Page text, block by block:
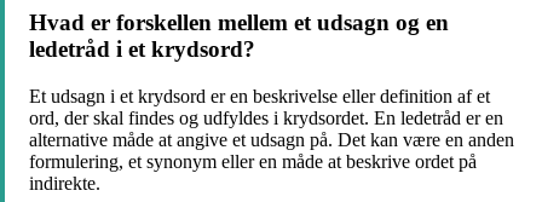
Hvad er forskellen mellem et udsagn og en
ledetråd i et krydsord?
Et udsagn i et krydsord er en beskrivelse eller definition af et
ord, der skal findes og udfyldes i krydsordet. En ledetråd er en
alternative måde at angive et udsagn på. Det kan være en anden
formulering, et synonym eller en måde at beskrive ordet på
indirekte.